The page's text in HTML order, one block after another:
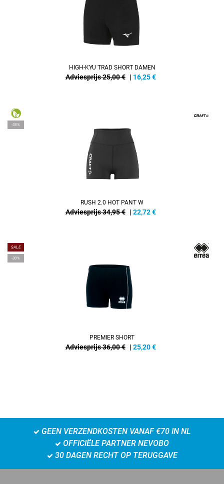
HIGH-KYU TRAD SHORT DAMEN
Adviesprijs 25,00 € | 16,25€
-35%
RUSH 2.0 HOT PANT W
Adviesprijs 34,95 € | 22,72€
SALE
-30%
PREMIER SHORT
Adviesprijs 36,00 € | 25,20€
GEEN VERZENDKOSTEN VANAF €70 IN NL
OFFICIËLE PARTNER NEVOBO
30 DAGEN RECHT OP TERUGGAVE